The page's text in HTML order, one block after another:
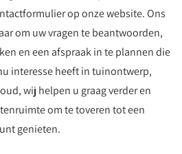
op onze website. Ons
om uw vragen te beantwoorden,
en een afspraak in te plannen die
interesse heeft in tuinontwerp,
wij helpen u graag verder en
om te toveren tot een
genieten.